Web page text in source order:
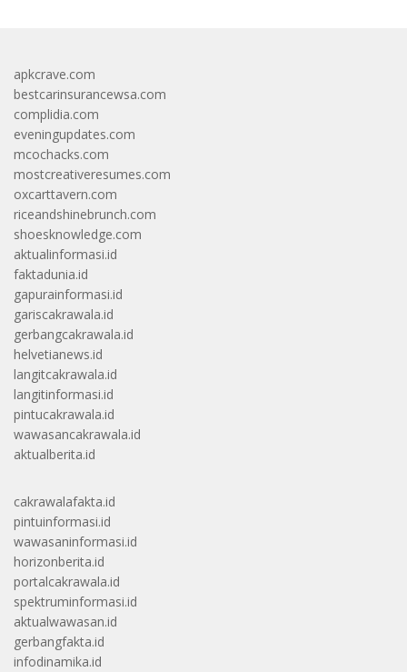
apkcrave.com
bestcarinsurancewsa.com
complidia.com
eveningupdates.com
mcochacks.com
mostcreativeresumes.com
oxcarttavern.com
riceandshinebrunch.com
shoesknowledge.com
aktualinformasi.id
faktadunia.id
gapurainformasi.id
gariscakrawala.id
gerbangcakrawala.id
helvetianews.id
langitcakrawala.id
langitinformasi.id
pintucakrawala.id
wawasancakrawala.id
aktualberita.id
cakrawalafakta.id
pintuinformasi.id
wawasaninformasi.id
horizonberita.id
portalcakrawala.id
spektruminformasi.id
aktualwawasan.id
gerbangfakta.id
infodinamika.id